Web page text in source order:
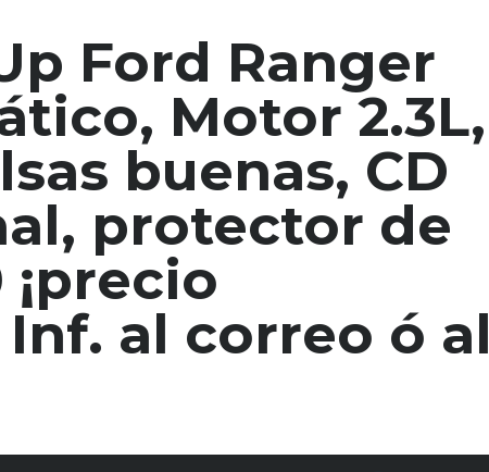
Ford Ranger
Motor
buenas, CD
protector de
al correo ó al